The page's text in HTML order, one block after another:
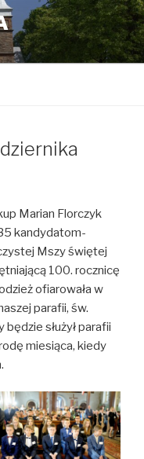
Marian Florczyk
kandydatom-
Mszy świętej
100. rocznicę
ofiarowała w
parafii, św.
służył parafii
miesiąca, kiedy